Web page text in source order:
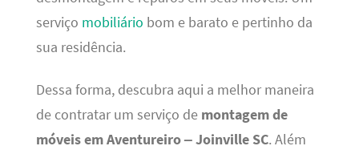
serviço mobiliário bom e barato e pertinho da
sua residência.
Dessa forma, descubra aqui a melhor maneira
de contratar um serviço de montagem de
móveis em Aventureiro – Joinville SC. Além